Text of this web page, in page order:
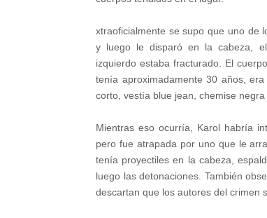
xtraoficialmente se supo que uno de
y luego le disparó en la cabeza,
izquierdo estaba fracturado. El
tenía aproximadamente 30 años,
corto, vestía blue jean, chemise negra
Mientras eso ocurría, Karol habría
pero fue atrapada por uno que le
tenía proyectiles en la cabeza,
luego las detonaciones. También
descartan que los autores del crimen